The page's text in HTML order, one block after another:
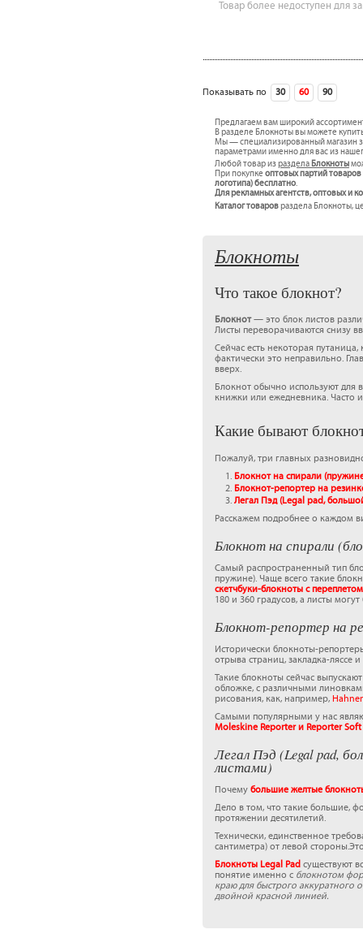
Товар более недоступен для
Показывать по 30 60 90
Предлагаем вам широкий
В разделе Блокноты вы можете
Мы — специализированный магазин
параметрами именно для вас из
Любой товар израздела Блокноты
При покупке оптовых партий
логотипа) бесплатно.
Для рекламных агентств, оптовых и
Каталог товаровраздела Блокноты,
Блокноты
Что такое блокнот?
Блокнот— это блок листов
Листы переворачиваются снизу
Сейчас есть некоторая путаница,
фактически это неправильно.
вверх.
Блокнот обычно используют для
книжки или ежедневника. Часто
Какие бывают
Пожалуй, три главных
Блокнот на спирали
Блокнот-репортер на
Легал Пэд (Legal pad,
Расскажем подробнее о каждом
Блокнот на спирали
Самый распространенный тип
пружине). Чаще всего такие
скетчбуки-блокноты с
180 и 360 градусов, а листы
Блокнот-репортер на
Исторически блокноты-
отрыва страниц, закладка-ляссе
Такие блокноты сейчас
обложке, с различными
рисования, как, например,
Самыми популярными у нас
Moleskine Reporter и Reporter
Легал Пэд (Legal pad,
листами)
Почему большие желтые
Дело в том, что такие большие,
протяжении десятилетий.
Технически, единственное
сантиметра) от левой
Блокноты Legal Pad существуют
понятие именно с блокнотом
краю для быстрого аккуратного
двойной красной линией.